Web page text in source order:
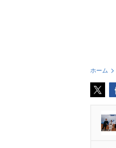
ホーム